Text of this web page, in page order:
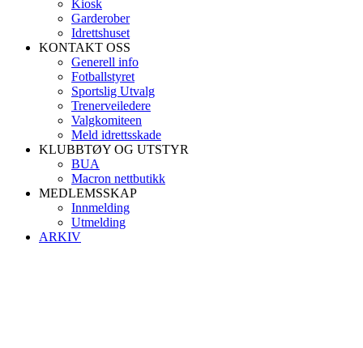
Kiosk
Garderober
Idrettshuset
KONTAKT OSS
Generell info
Fotballstyret
Sportslig Utvalg
Trenerveiledere
Valgkomiteen
Meld idrettsskade
KLUBBTØY OG UTSTYR
BUA
Macron nettbutikk
MEDLEMSSKAP
Innmelding
Utmelding
ARKIV